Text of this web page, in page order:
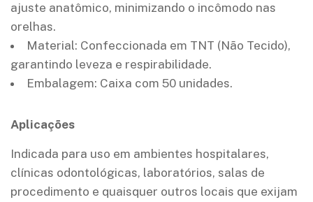
ajuste anatômico, minimizando o incômodo nas
orelhas.
Material: Confeccionada em TNT (Não Tecido),
garantindo leveza e respirabilidade.
Embalagem: Caixa com 50 unidades.
Aplicações
Indicada para uso em ambientes hospitalares,
clínicas odontológicas, laboratórios, salas de
procedimento e quaisquer outros locais que exijam